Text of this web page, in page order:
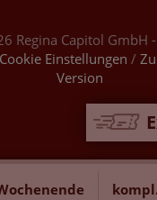
Regina Capitol GmbH -
Cookie Einstellungen /
Version